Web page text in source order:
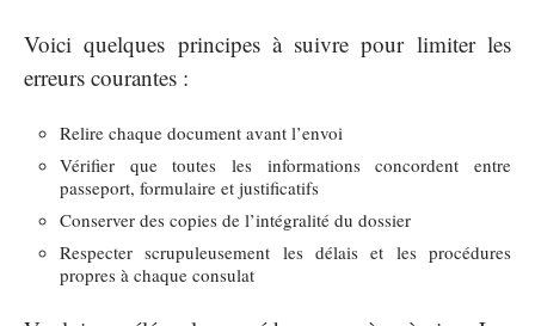
Voici quelques principes à suivre pour limiter les
erreurs courantes :
Relire chaque document avant l’envoi
Vérifier que toutes les informations concordent entre
passeport, formulaire et justificatifs
Conserver des copies de l’intégralité du dossier
Respecter scrupuleusement les délais et les procédures
propres à chaque consulat